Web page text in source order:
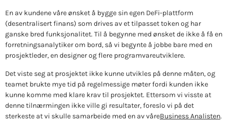
En av kundene våre ønsket å bygge sin egen DeFi-plattform
(desentralisert finans) som drives av et tilpasset token og har
ganske bred funksjonalitet. Til å begynne med ønsket de ikke å få en
forretningsanalytiker om bord, så vi begynte å jobbe bare med en
prosjektleder, en designer og flere programvareutviklere.
Det viste seg at prosjektet ikke kunne utvikles på denne måten, og
teamet brukte mye tid på regelmessige møter fordi kunden ikke
kunne komme med klare krav til prosjektet. Ettersom vi visste at
denne tilnærmingen ikke ville gi resultater, foreslo vi på det
sterkeste at vi skulle samarbeide med en av våreBusiness Analisten.